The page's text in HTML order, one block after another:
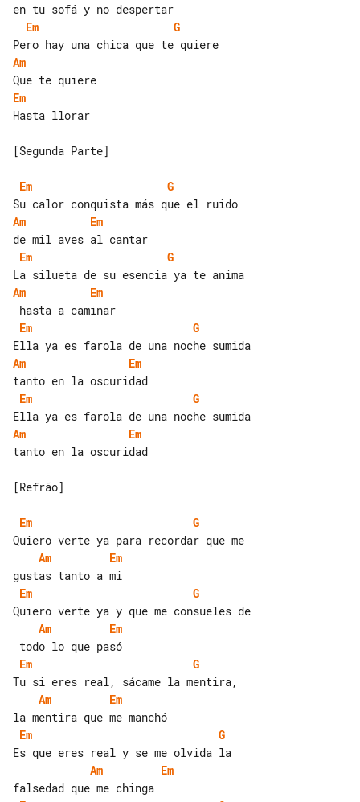
Em
G
Am
Em
Hasta llorar
[Segunda Parte]
Em
G
Am
Em
Em
G
Am
Em
Em
G
Am
Em
Em
G
Am
Em
tanto en la oscuridad
[Refrão]
Em
G
Am
Em
Em
G
Am
Em
Em
G
Am
Em
Em
G
Am
Em